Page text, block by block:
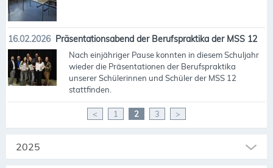
16.02.2026 Präsentationsabend der Berufspraktika der MSS 12
Nach einjähriger Pause konnten in diesem Schuljahr
wieder die Präsentationen der Berufspraktika
unserer Schülerinnen und Schüler der MSS 12
stattfinden.
< 1 2 3 >
2025